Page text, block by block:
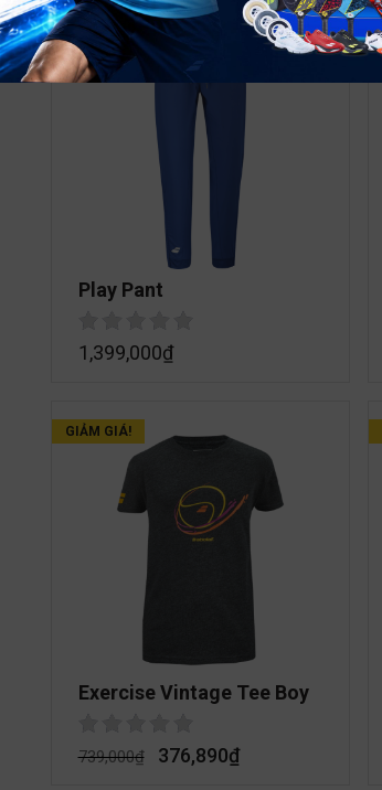
Play Pant
1,399,000₫
GIẢM GIÁ!
Exercise Vintage Tee Boy
739,000₫ 376,890₫